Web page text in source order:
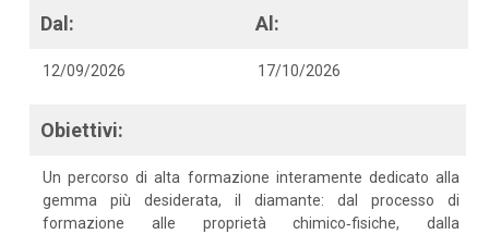
Dal:
12/09/2026
Al:
17/10/2026
Obiettivi:
Un percorso di alta formazione interamente dedicato alla
gemma più desiderata, il diamante: dal processo di
formazione alle proprietà chimico‑fisiche, dalla